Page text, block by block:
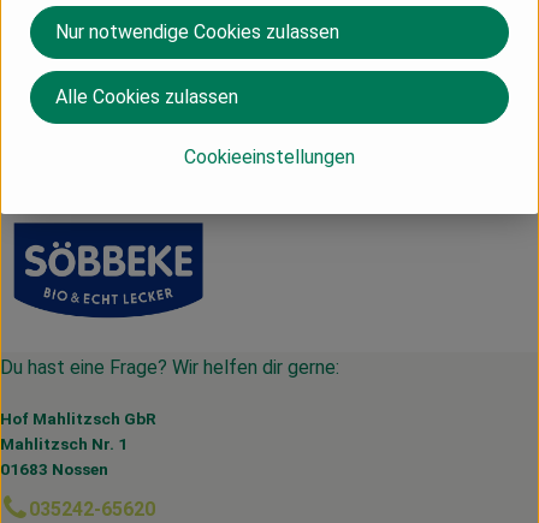
Herkunft
Du hast eine Frage? Wir helfen dir gerne:
Hof Mahlitzsch GbR
Mahlitzsch Nr. 1
01683 Nossen
035242-65620
Cookieeinstellungen
Nur notwendige Cookies zulassen
Alle Cookies zulassen